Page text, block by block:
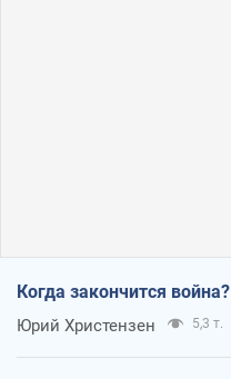
Когда закончится война?
Юрий Христензен 5,3 т.